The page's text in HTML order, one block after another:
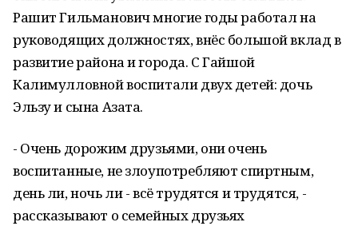
Рашит Гильманович многие годы работал на
руководящих должностях, внёс большой вклад в
развитие района и города. С Гайшой
Калимулловной воспитали двух детей: дочь
Эльзу и сына Азата.
- Очень дорожим друзьями, они очень
воспитанные, не злоупотребляют спиртным,
день ли, ночь ли - всё трудятся и трудятся, -
рассказывают о семейных друзьях